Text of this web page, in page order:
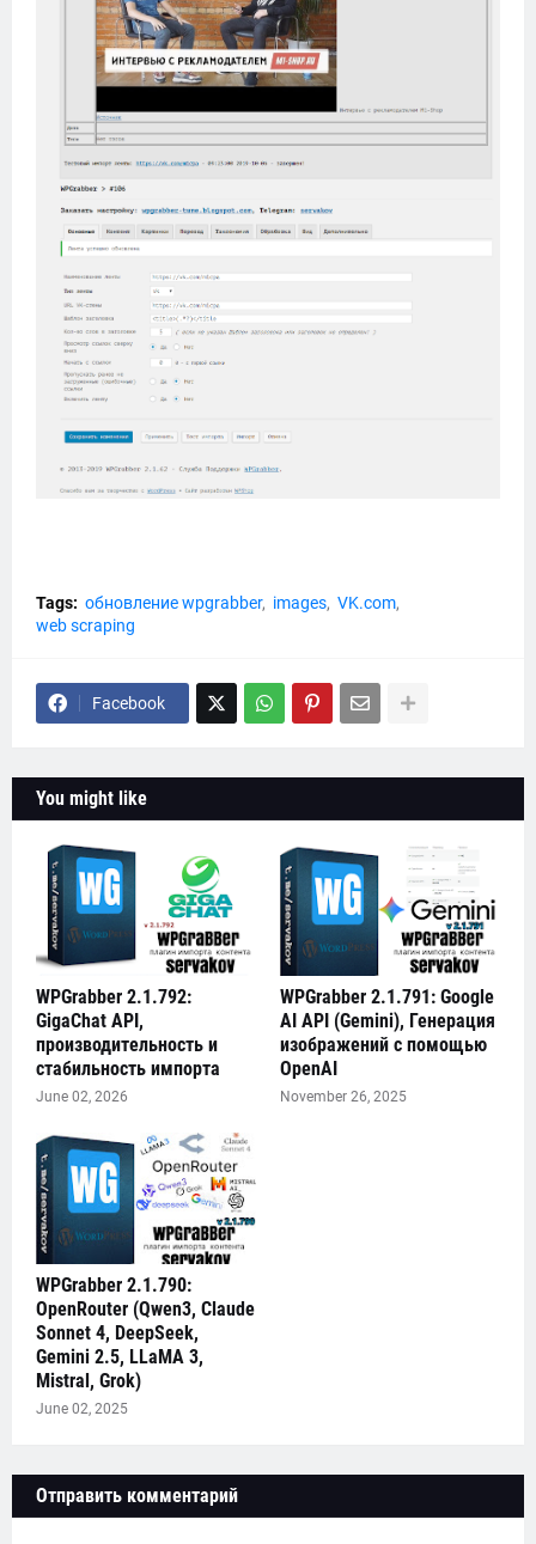
Tags: обновление wpgrabber images VK.com
web scraping
Facebook
You might like
WPGrabber 2.1.792:
GigaChat API,
производительность и
стабильность импорта
June 02, 2026
WPGrabber 2.1.791: Google
AI API (Gemini), Генерация
изображений с помощью
OpenAI
November 26, 2025
WPGrabber 2.1.790:
OpenRouter (Qwen3, Claude
Sonnet 4, DeepSeek,
Gemini 2.5, LLaMA 3,
Mistral, Grok)
June 02, 2025
Отправить комментарий